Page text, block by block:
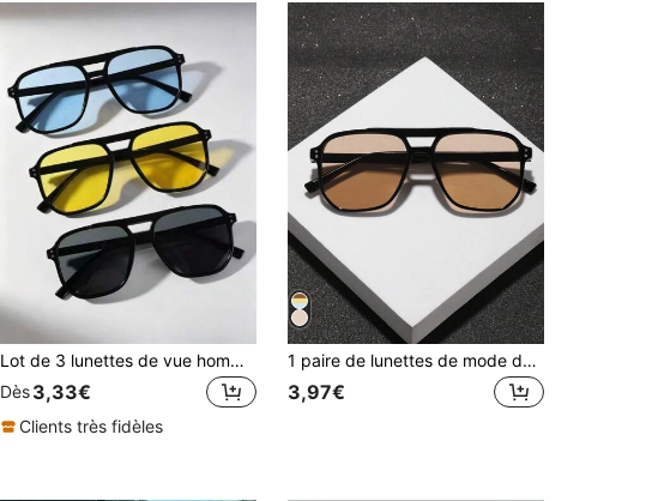
Lot de 3 lunettes de vue homme multicolores, style rétro classique, à la mode été, vacances décontractées
Dès3,33€
Clients très fidèles
1 paire de lunettes de mode décoratives en acrylique surdimensionnées pour hommes, idéales pour l'été, la plage, les vacances, les sorties en extérieur et les voyages
3,97€